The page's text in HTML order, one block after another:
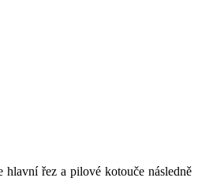
řez a pilové kotouče následně